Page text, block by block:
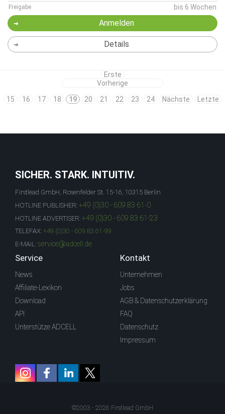
Freigabe bis 6 Wochen
Anmelden
Details
Erste
Vorherige
15
16 17 18 19 20 21 22 23 24 Nächste Letzte
SICHER. STARK. INTUITIV.
Firstlead GmbH, Rosenfelder St. 15-16, 10315 Berlin
HOTLINE PUBLISHER: +49 (0)30 - 609 83 61-0
HOTLINE ADVERTISER: +49 (0)30 - 609 83 61-23
TELEFAX: +49 (0)30 - 609 83 61-99
E-MAIL: service@adcell.de
Service
News
Affiliate-Lexikon
Download
API
Unterstütze ADCELL
Kontakt
Unternehmen
Jobs
AGB & Datenschutzerklärung
FAQ
Datenschutz
Impressum
©2003 - 2026 Firstlead GmbH